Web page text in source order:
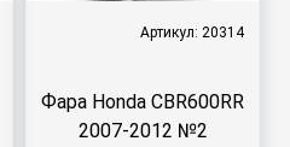
Артикул: 20314
Фара Honda CBR600RR
2007-2012 №2